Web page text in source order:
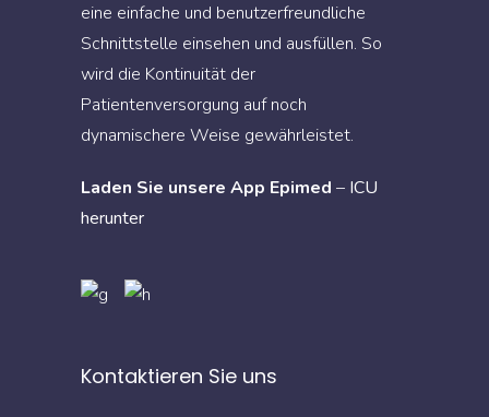
eine einfache und benutzerfreundliche
Schnittstelle einsehen und ausfüllen. So
wird die Kontinuität der
Patientenversorgung auf noch
dynamischere Weise gewährleistet.
Laden Sie unsere App Epimed – ICU
herunter
Kontaktieren Sie uns